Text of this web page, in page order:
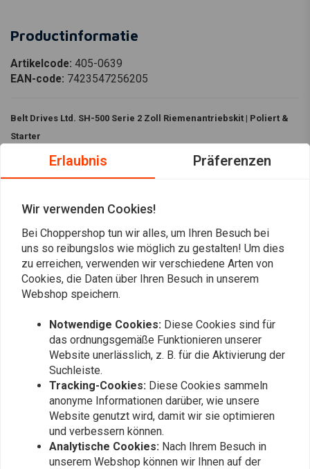
Productinformatie
Artikelcode: 405-0639
EAN-code: 7423547256205
Belt Drives Ltd. SH-500 Serie 2 Zoll Riemenantriebskit | Poliert &
Starter
Belt Drives Ltd. SH-500 Series 2 Inch Belt Drive Kit ist für Elektrostart-
Motorräder. Es kommt mit der BDL Balls Lock-Up Kupplung für
Riemenscheibenabdeckung verleihen ihm ein stromlinienförmiges
Aussehen.
Spezifikationen:
Antriebsverhältnis:Vordere Riemenscheibe mit 52 Zähnen und
hintere Riemenscheibe mit 69 Zähnen für ein Verhältnis von 1:32:1.
Primärriemen mit 142 Zähnen
Offener 2-Zoll-Antrieb
Für elektrisch betriebene Motorräder
BDL Balls Lock-Up Kupplung
Merkmale:
Es hat das sauberste Erscheinungsbild aller Elektrostart-
Fahrräder mit offenem Riemen
Sie hat ein intuitives Startergehäuse und eine einzigartige
Bewertungen
(0 reviews)
Erlaubnis Präferenzen
Wir verwenden Cookies!
Bei Choppershop tun wir alles, um Ihren Besuch bei
uns so reibungslos wie möglich zu gestalten! Um dies
zu erreichen, verwenden wir verschiedene Arten von
Cookies, die Daten über Ihren Besuch in unserem
Webshop speichern.
Notwendige Cookies: Diese Cookies sind für
das ordnungsgemäße Funktionieren unserer
Website unerlässlich, z. B. für die Aktivierung der
Suchleiste.
Tracking-Cookies: Diese Cookies sammeln
anonyme Informationen darüber, wie unsere
Website genutzt wird, damit wir sie optimieren
und verbessern können.
Analytische Cookies: Nach Ihrem Besuch in
unserem Webshop können wir Ihnen auf der